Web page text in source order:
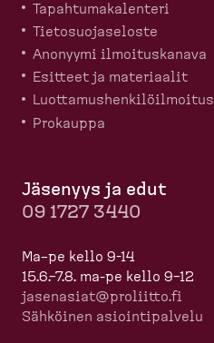
Tapahtu­ma­ka­lenteri
Tietosuo­ja­seloste
Anonyymi ilmoitus­kanava
Esitteet ja materiaalit
Luotta­mus­hen­ki­löil­moitus
Prokauppa
Jäsenyys ja edut
09 1727 3440
Ma–pe kello 9-14
15.6.–7.8. ma-pe kello 9–12
jasenasiat@proliitto.fi
Sähköinen asioin­ti­palvelu